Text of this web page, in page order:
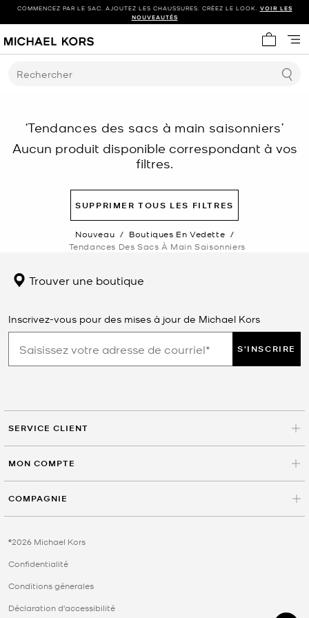
COMMENCEZ PAR LE SAC. AJOUTEZ LES CHAUSSURES. CRÉEZ LE LOOK. VOIR LES
NOUVEAUTÉS
Mon
Rechercher
‘Tendances des sacs à main saisonniers’
Aucun produit disponible correspondant à vos
filtres.
SUPPRIMER TOUS LES FILTRES
Nouveau / Boutiques En Vedette /
Tendances Des Sacs À Main Saisonniers
Trouver une boutique
Inscrivez-vous pour des mises à jour de Michael Kors
S'INSCRIRE
SERVICE CLIENT
MON COMPTE
COMPAGNIE
©2026 Michael Kors
Confidentialité
Conditions génerales
Déclaration d'accessibilité